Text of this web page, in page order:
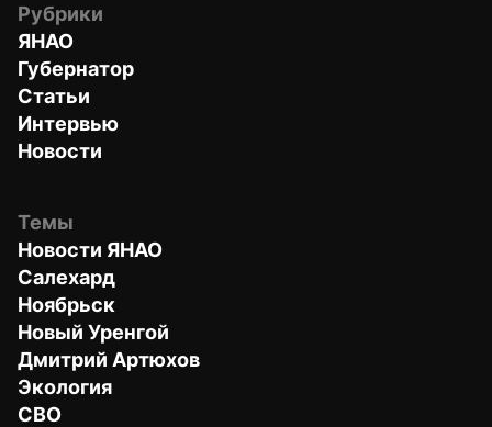
Рубрики
ЯНАО
Губернатор
Статьи
Интервью
Новости
Темы
Новости ЯНАО
Салехард
Ноябрьск
Новый Уренгой
Дмитрий Артюхов
Экология
СВО